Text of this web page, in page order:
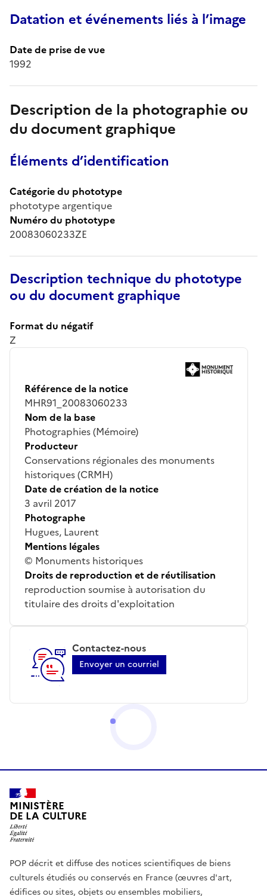
Datation et événements liés à l’image
Date de prise de vue
1992
Description de la photographie ou
du document graphique
Éléments d’identification
Catégorie du phototype
phototype argentique
Numéro du phototype
20083060233ZE
Description technique du phototype
ou du document graphique
Format du négatif
Z
Référence de la notice
MHR91_20083060233
Nom de la base
Photographies (Mémoire)
Producteur
Conservations régionales des monuments
historiques (CRMH)
Date de création de la notice
3 avril 2017
Photographe
Hugues, Laurent
Mentions légales
© Monuments historiques
Droits de reproduction et de réutilisation
reproduction soumise à autorisation du
titulaire des droits d'exploitation
Contactez-nous
Envoyer un courriel
MINISTÈRE
DE LA CULTURE
POP décrit et diffuse des notices scientifiques de biens
culturels étudiés ou conservés en France (œuvres d'art,
édifices ou sites, objets ou ensembles mobiliers,